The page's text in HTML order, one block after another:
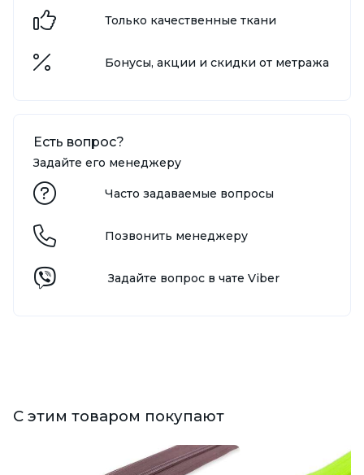
Только качественные ткани
Бонусы, акции и скидки от метража
Есть вопрос?
Задайте его менеджеру
Часто задаваемые вопросы
Позвонить менеджеру
Задайте вопрос в чате Viber
С этим товаром покупают